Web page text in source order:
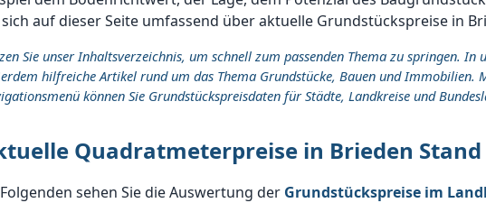
sich auf dieser Seite umfassend über aktuelle Grundstückspreise in
Sie unser Inhaltsverzeichnis, um schnell zum passenden Thema zu springen. In
hilfreiche Artikel rund um das Thema Grundstücke, Bauen und Immobilien.
können Sie Grundstückspreisdaten für Städte, Landkreise und
Quadratmeterpreise in Brieden Stand
sehen Sie die Auswertung der Grundstückspreise im